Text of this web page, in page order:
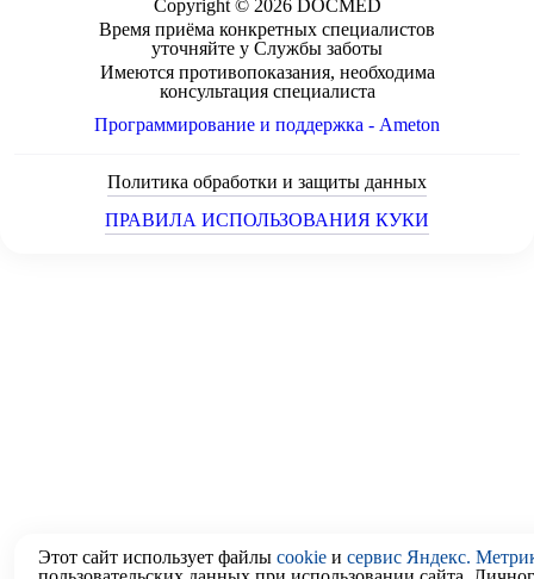
Copyright © 2026 DOCMED
Время приёма конкретных специалистов
уточняйте у Службы заботы
Имеются противопоказания, необходима
консультация специалиста
Программирование и поддержка - Ameton
Политика обработки и защиты данных
ПРАВИЛА ИСПОЛЬЗОВАНИЯ КУКИ
Этот сайт использует файлы cookie и сервис Яндекс.